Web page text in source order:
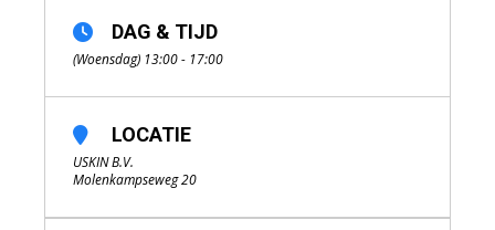
DAG & TIJD
(Woensdag) 13:00 - 17:00
LOCATIE
USKIN B.V.
Molenkampseweg 20